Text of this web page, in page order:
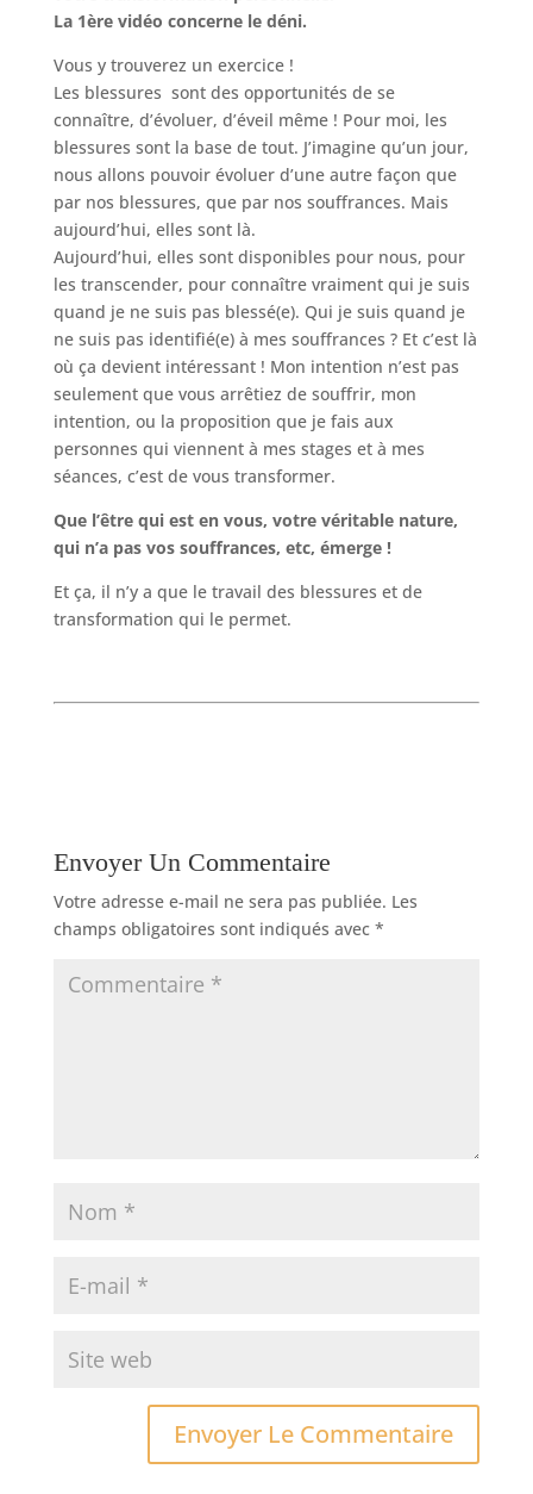
La 1ère vidéo concerne le déni.
Vous y trouverez un exercice !
Les blessures sont des opportunités de se
connaître, d’évoluer, d’éveil même ! Pour moi, les
blessures sont la base de tout. J’imagine qu’un jour,
nous allons pouvoir évoluer d’une autre façon que
par nos blessures, que par nos souffrances. Mais
aujourd’hui, elles sont là.
Aujourd’hui, elles sont disponibles pour nous, pour
les transcender, pour connaître vraiment qui je suis
quand je ne suis pas blessé(e). Qui je suis quand je
ne suis pas identifié(e) à mes souffrances ? Et c’est là
où ça devient intéressant ! Mon intention n’est pas
seulement que vous arrêtiez de souffrir, mon
intention, ou la proposition que je fais aux
personnes qui viennent à mes stages et à mes
séances, c’est de vous transformer.
Que l’être qui est en vous, votre véritable nature,
qui n’a pas vos souffrances, etc, émerge !
Et ça, il n’y a que le travail des blessures et de
transformation qui le permet.
Envoyer Un Commentaire
Votre adresse e-mail ne sera pas publiée. Les
champs obligatoires sont indiqués avec *